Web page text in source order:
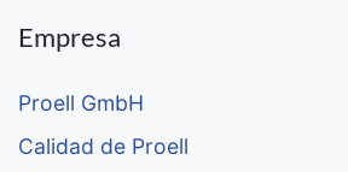
Proell GmbH
Calidad de Proell
Citas